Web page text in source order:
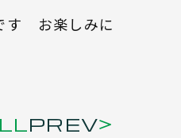
す お楽しみに
PREV